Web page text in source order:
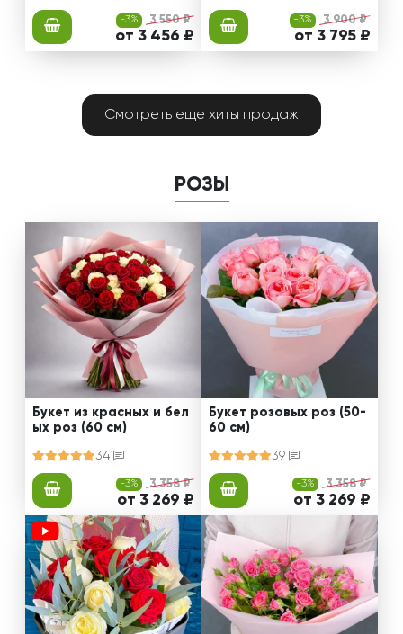
-3% 3 550 ₽
от 3 456 ₽
-3% 3 900 ₽
от 3 795 ₽
Смотреть еще хиты продаж
РОЗЫ
Букет из красных и бел
ых роз (60 см)
34
-3% 3 358 ₽
от 3 269 ₽
Букет розовых роз (50-
60 см)
39
-3% 3 358 ₽
от 3 269 ₽